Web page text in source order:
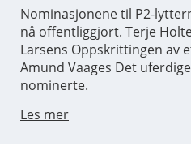
Nominasjonene til P2-
nå offentliggjort. Terje
Larsens Oppskrittingen av
Amund Vaages Det
nominerte.
Les mer